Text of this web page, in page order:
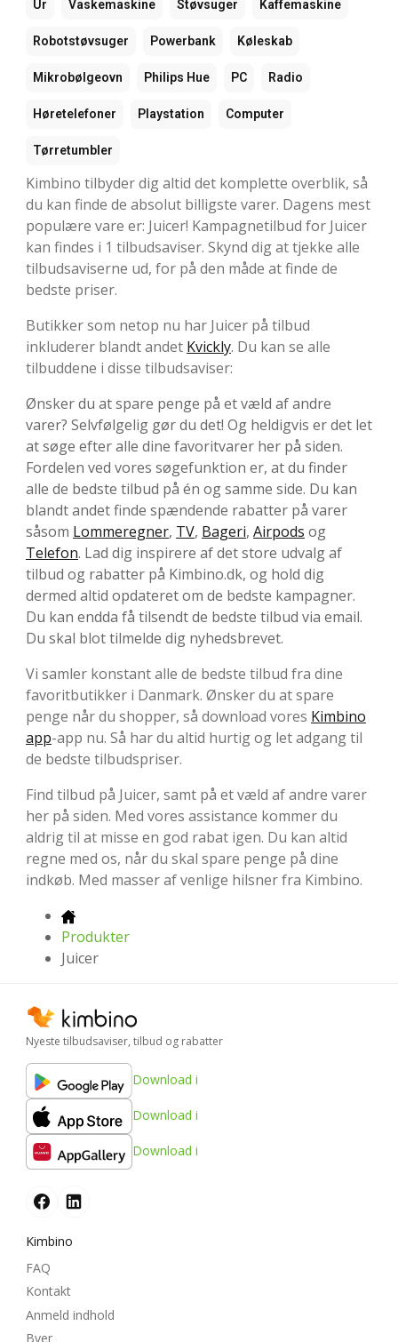
Ur Vaskemaskine Støvsuger Kaffemaskine
Robotstøvsuger Powerbank Køleskab
Mikrobølgeovn Philips Hue PC Radio
Høretelefoner Playstation Computer
Tørretumbler
Kimbino tilbyder dig altid det komplette overblik, så
du kan finde de absolut billigste varer. Dagens mest
populære vare er: Juicer! Kampagnetilbud for Juicer
kan findes i 1 tilbudsaviser. Skynd dig at tjekke alle
tilbudsaviserne ud, for på den måde at finde de
bedste priser.
Butikker som netop nu har Juicer på tilbud
inkluderer blandt andet Kvickly. Du kan se alle
tilbuddene i disse tilbudsaviser:
Ønsker du at spare penge på et væld af andre
varer? Selvfølgelig gør du det! Og heldigvis er det let
at søge efter alle dine favoritvarer her på siden.
Fordelen ved vores søgefunktion er, at du finder
alle de bedste tilbud på én og samme side. Du kan
blandt andet finde spændende rabatter på varer
såsom Lommeregner, TV, Bageri, Airpods og
Telefon. Lad dig inspirere af det store udvalg af
tilbud og rabatter på Kimbino.dk, og hold dig
dermed altid opdateret om de bedste kampagner.
Du kan endda få tilsendt de bedste tilbud via email.
Du skal blot tilmelde dig nyhedsbrevet.
Vi samler konstant alle de bedste tilbud fra dine
favoritbutikker i Danmark. Ønsker du at spare
penge når du shopper, så download vores Kimbino
app-app nu. Så har du altid hurtig og let adgang til
de bedste tilbudspriser.
Find tilbud på Juicer, samt på et væld af andre varer
her på siden. Med vores assistance kommer du
aldrig til at misse en god rabat igen. Du kan altid
regne med os, når du skal spare penge på dine
indkøb. Med masser af venlige hilsner fra Kimbino.
Produkter
Juicer
Nyeste tilbudsaviser, tilbud og rabatter
Download i
Download i
Download i
Kimbino
FAQ
Kontakt
Anmeld indhold
Byer